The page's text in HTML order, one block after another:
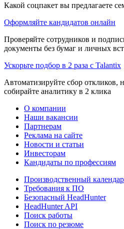
Какой соцпакет вы предлагаете
Оформляйте кандидатов онлайн
Проверяйте сотрудников и
документы без бумаг и личных
Ускорьте подбор в 2 раза с Talantix
Автоматизируйте сбор откликов,
собирайте аналитику в 2 клика
О компании
Наши вакансии
Партнерам
Реклама на сайте
Новости и статьи
Инвесторам
Кандидаты по профессиям
Производственный
Требования к ПО
Безопасный HeadHunter
HeadHunter API
Поиск работы
Поиск по резюме